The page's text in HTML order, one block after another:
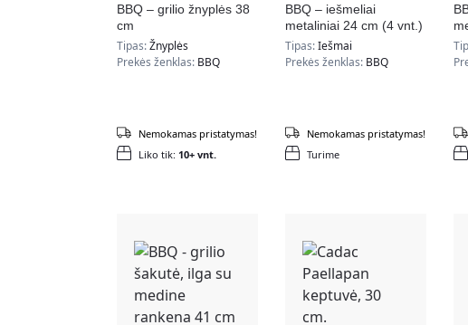
BBQ – grilio žnyplės 38
cm
Tipas:Žnyplės
Prekės ženklas: BBQ
Liko tik: 10+ vnt.
Nemokamas pristatymas!
BBQ – iešmeliai
metaliniai 24 cm (4 vnt.)
Tipas:Iešmai
Prekės ženklas: BBQ
Turime
Nemokamas pristatymas!